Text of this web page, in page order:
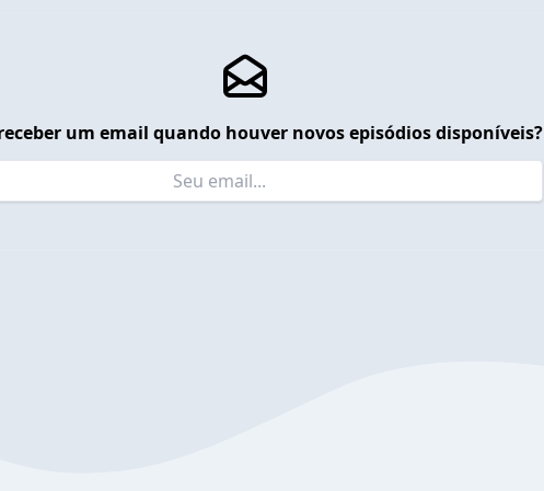
um email quando houver novos episódios disponíveis?